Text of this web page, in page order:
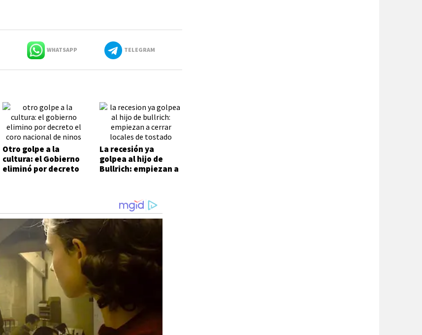
WHATSAPP TELEGRAM
Otro golpe a la
cultura: el Gobierno
eliminó por decreto
La recesión ya
golpea al hijo de
Bullrich: empiezan a